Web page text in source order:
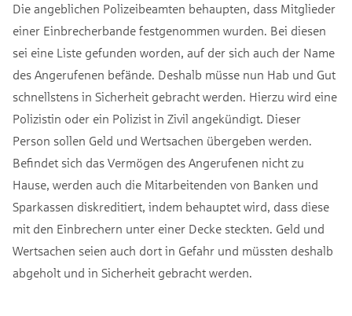
Die angeblichen Polizeibeamten behaupten, dass Mitglieder
einer Einbrecherbande festgenommen wurden. Bei diesen
sei eine Liste gefunden worden, auf der sich auch der Name
des Angerufenen befände. Deshalb müsse nun Hab und Gut
schnellstens in Sicherheit gebracht werden. Hierzu wird eine
Polizistin oder ein Polizist in Zivil angekündigt. Dieser
Person sollen Geld und Wertsachen übergeben werden.
Befindet sich das Vermögen des Angerufenen nicht zu
Hause, werden auch die Mitarbeitenden von Banken und
Sparkassen diskreditiert, indem behauptet wird, dass diese
mit den Einbrechern unter einer Decke steckten. Geld und
Wertsachen seien auch dort in Gefahr und müssten deshalb
abgeholt und in Sicherheit gebracht werden.